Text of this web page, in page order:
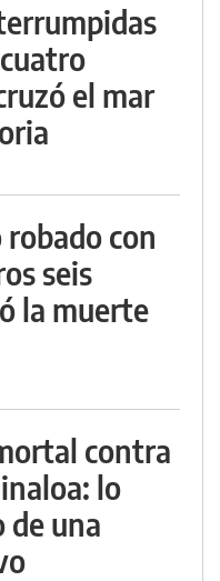
el mar
con
seis
la muerte
contra
lo
de una